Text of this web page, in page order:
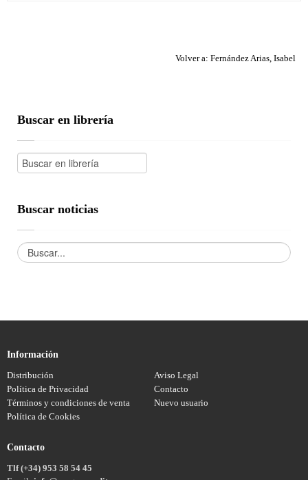
Volver a: Fernández Arias, Isabel
Buscar en librería
Buscar noticias
Información
Distribución
Aviso Legal
Política de Privacidad
Contacto
Términos y condiciones de venta
Nuevo usuario
Política de Cookies
Contacto
Tlf (+34) 953 58 54 45